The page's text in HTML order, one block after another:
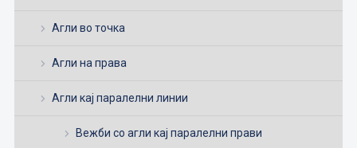
Агли во точка
Агли на права
Агли кај паралелни линии
Вежби со агли кај паралелни прави